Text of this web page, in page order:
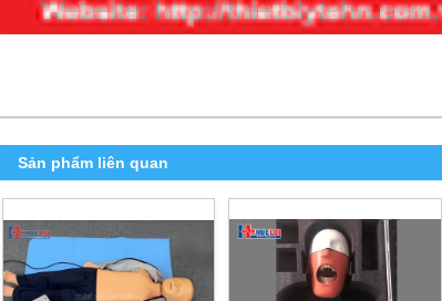
Sản phẩm liên quan